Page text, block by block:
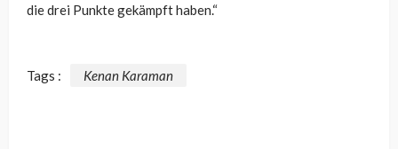
die drei Punkte gekämpft haben.“
Tags : Kenan Karaman